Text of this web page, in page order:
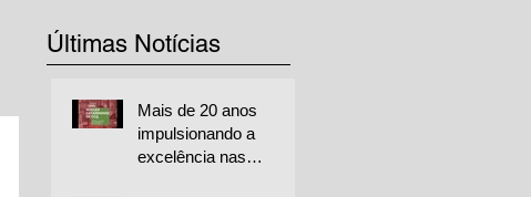
Últimas Notícias
Mais de 20 anos
impulsionando a
excelência nas